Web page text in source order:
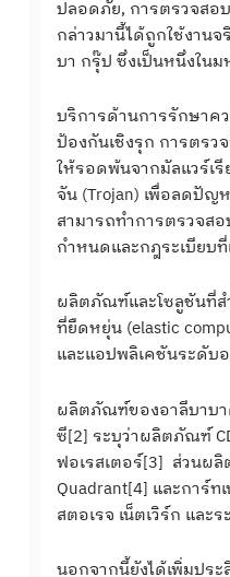
ปลอดภัย, การตรวจสอ
กล่าวมานี้ได้ถูกใช้งาน
บา กรุ๊ป ซึ่งเป็นหนึ่งใน
บริการด้านการรักษาค
ป้องกันเชิงรุก การตร
ให้รอดพ้นจากมัลแวร์เ
จัน (Trojan) เพื่อลดปัญ
สามารถทำการตรวจส
กำหนดและกฎระเบียบที่
ผลิตภัณฑ์และโซลูชันที่ส
ที่ยืดหยุ่น (elastic
และแอปพลิเคชันระดับ
ผลิตภัณฑ์ของอาลีบาบา
ซี[2] ระบุว่าผลิตภัณฑ์
ฟอเรสเตอร์[3] ส่วนผลิ
Quadrant[4] และการ์
สตอเรจ เน็ตเวิร์ก แล
นอกจากนี้ยังได้เพิ่มประ